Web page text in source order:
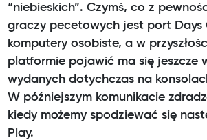
“niebieskich”. Czymś, co z
graczy pecetowych jest port Days
komputery osobiste, a w
platformie pojawić ma się jeszcze
wydanych dotychczas na
W późniejszym komunikacie
kiedy możemy spodziewać się
Play.